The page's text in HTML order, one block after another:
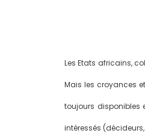
Les Etats africains,
Mais les croyances
toujours disponibles
intéressés